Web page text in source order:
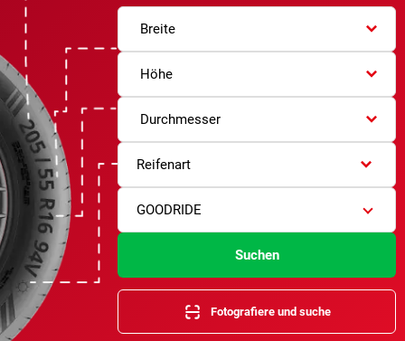
Breite
Höhe
Durchmesser
Reifenart
GOODRIDE
Suchen
Fotografiere und suche